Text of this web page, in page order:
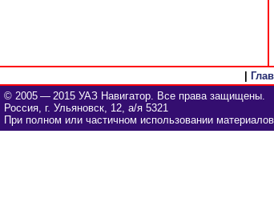
© 2005 — 2015 УАЗ Навигатор. Все права защищены.
Россия, г. Ульяновск, 12, а/я 5321
При полном или частичном использовании